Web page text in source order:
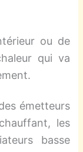
ou de
qui va
émetteurs
les
basse